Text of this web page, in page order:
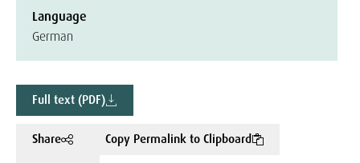
Language
German
Full text (PDF)
Share
Copy Permalink to Clipboard